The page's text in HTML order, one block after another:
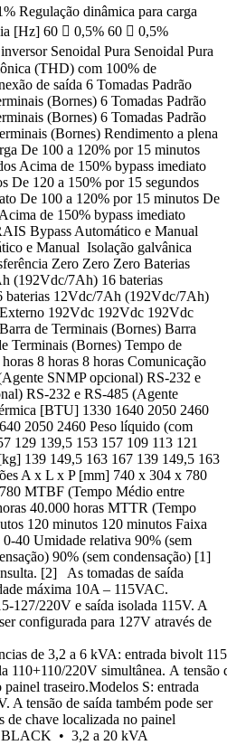
Regulação dinâmica para carga
[Hz] 60  0,5% 60  0,5%
Senoidal Pura Senoidal Pura
(THD) com 100% de
de saída 6 Tomadas Padrão
(Bornes) 6 Tomadas Padrão
(Bornes) 6 Tomadas Padrão
(Bornes) Rendimento a plena
De 100 a 120% por 15 minutos
Acima de 150% bypass imediato
De 120 a 150% por 15 segundos
De 100 a 120% por 15 minutos De
de 150% bypass imediato
Bypass Automático e Manual
e Manual Isolação galvânica
Zero Zero Zero Baterias
(192Vdc/7Ah) 16 baterias
12Vdc/7Ah (192Vdc/7Ah)
192Vdc 192Vdc 192Vdc
de Terminais (Bornes) Barra
Terminais (Bornes) Tempo de
8 horas 8 horas Comunicação
SNMP opcional) RS-232 e
RS-232 e RS-485 (Agente
[BTU] 1330 1640 2050 2460
2050 2460 Peso líquido (com
129 139,5 153 157 109 113 121
139 149,5 163 167 139 149,5 163
A x L x P [mm] 740 x 304 x 780
MTBF (Tempo Médio entre
40.000 horas MTTR (Tempo
120 minutos 120 minutos Faixa
40 Umidade relativa 90% (sem
90% (sem condensação) [1]
[2] As tomadas de saída
máxima 10A – 115VAC.
127/220V e saída isolada 115V. A
configurada para 127V através de
de 3,2 a 6 kVA: entrada bivolt
110+110/220V simultânea. A
traseiro.Modelos S: entrada
A tensão de saída também pode ser
de chave localizada no painel
• 3,2 a 20 kVA